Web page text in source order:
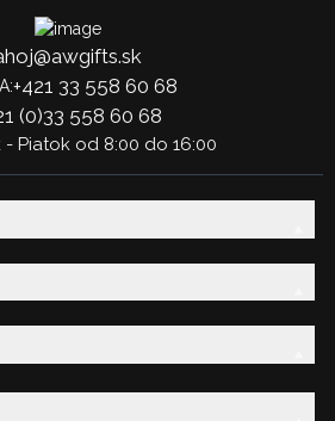
+421 33 558 60 68
(0)33 558 60 68
Piatok od 8:00 do 16:00